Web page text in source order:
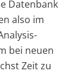
Datenbank
also im
bei neuen
Zeit zu